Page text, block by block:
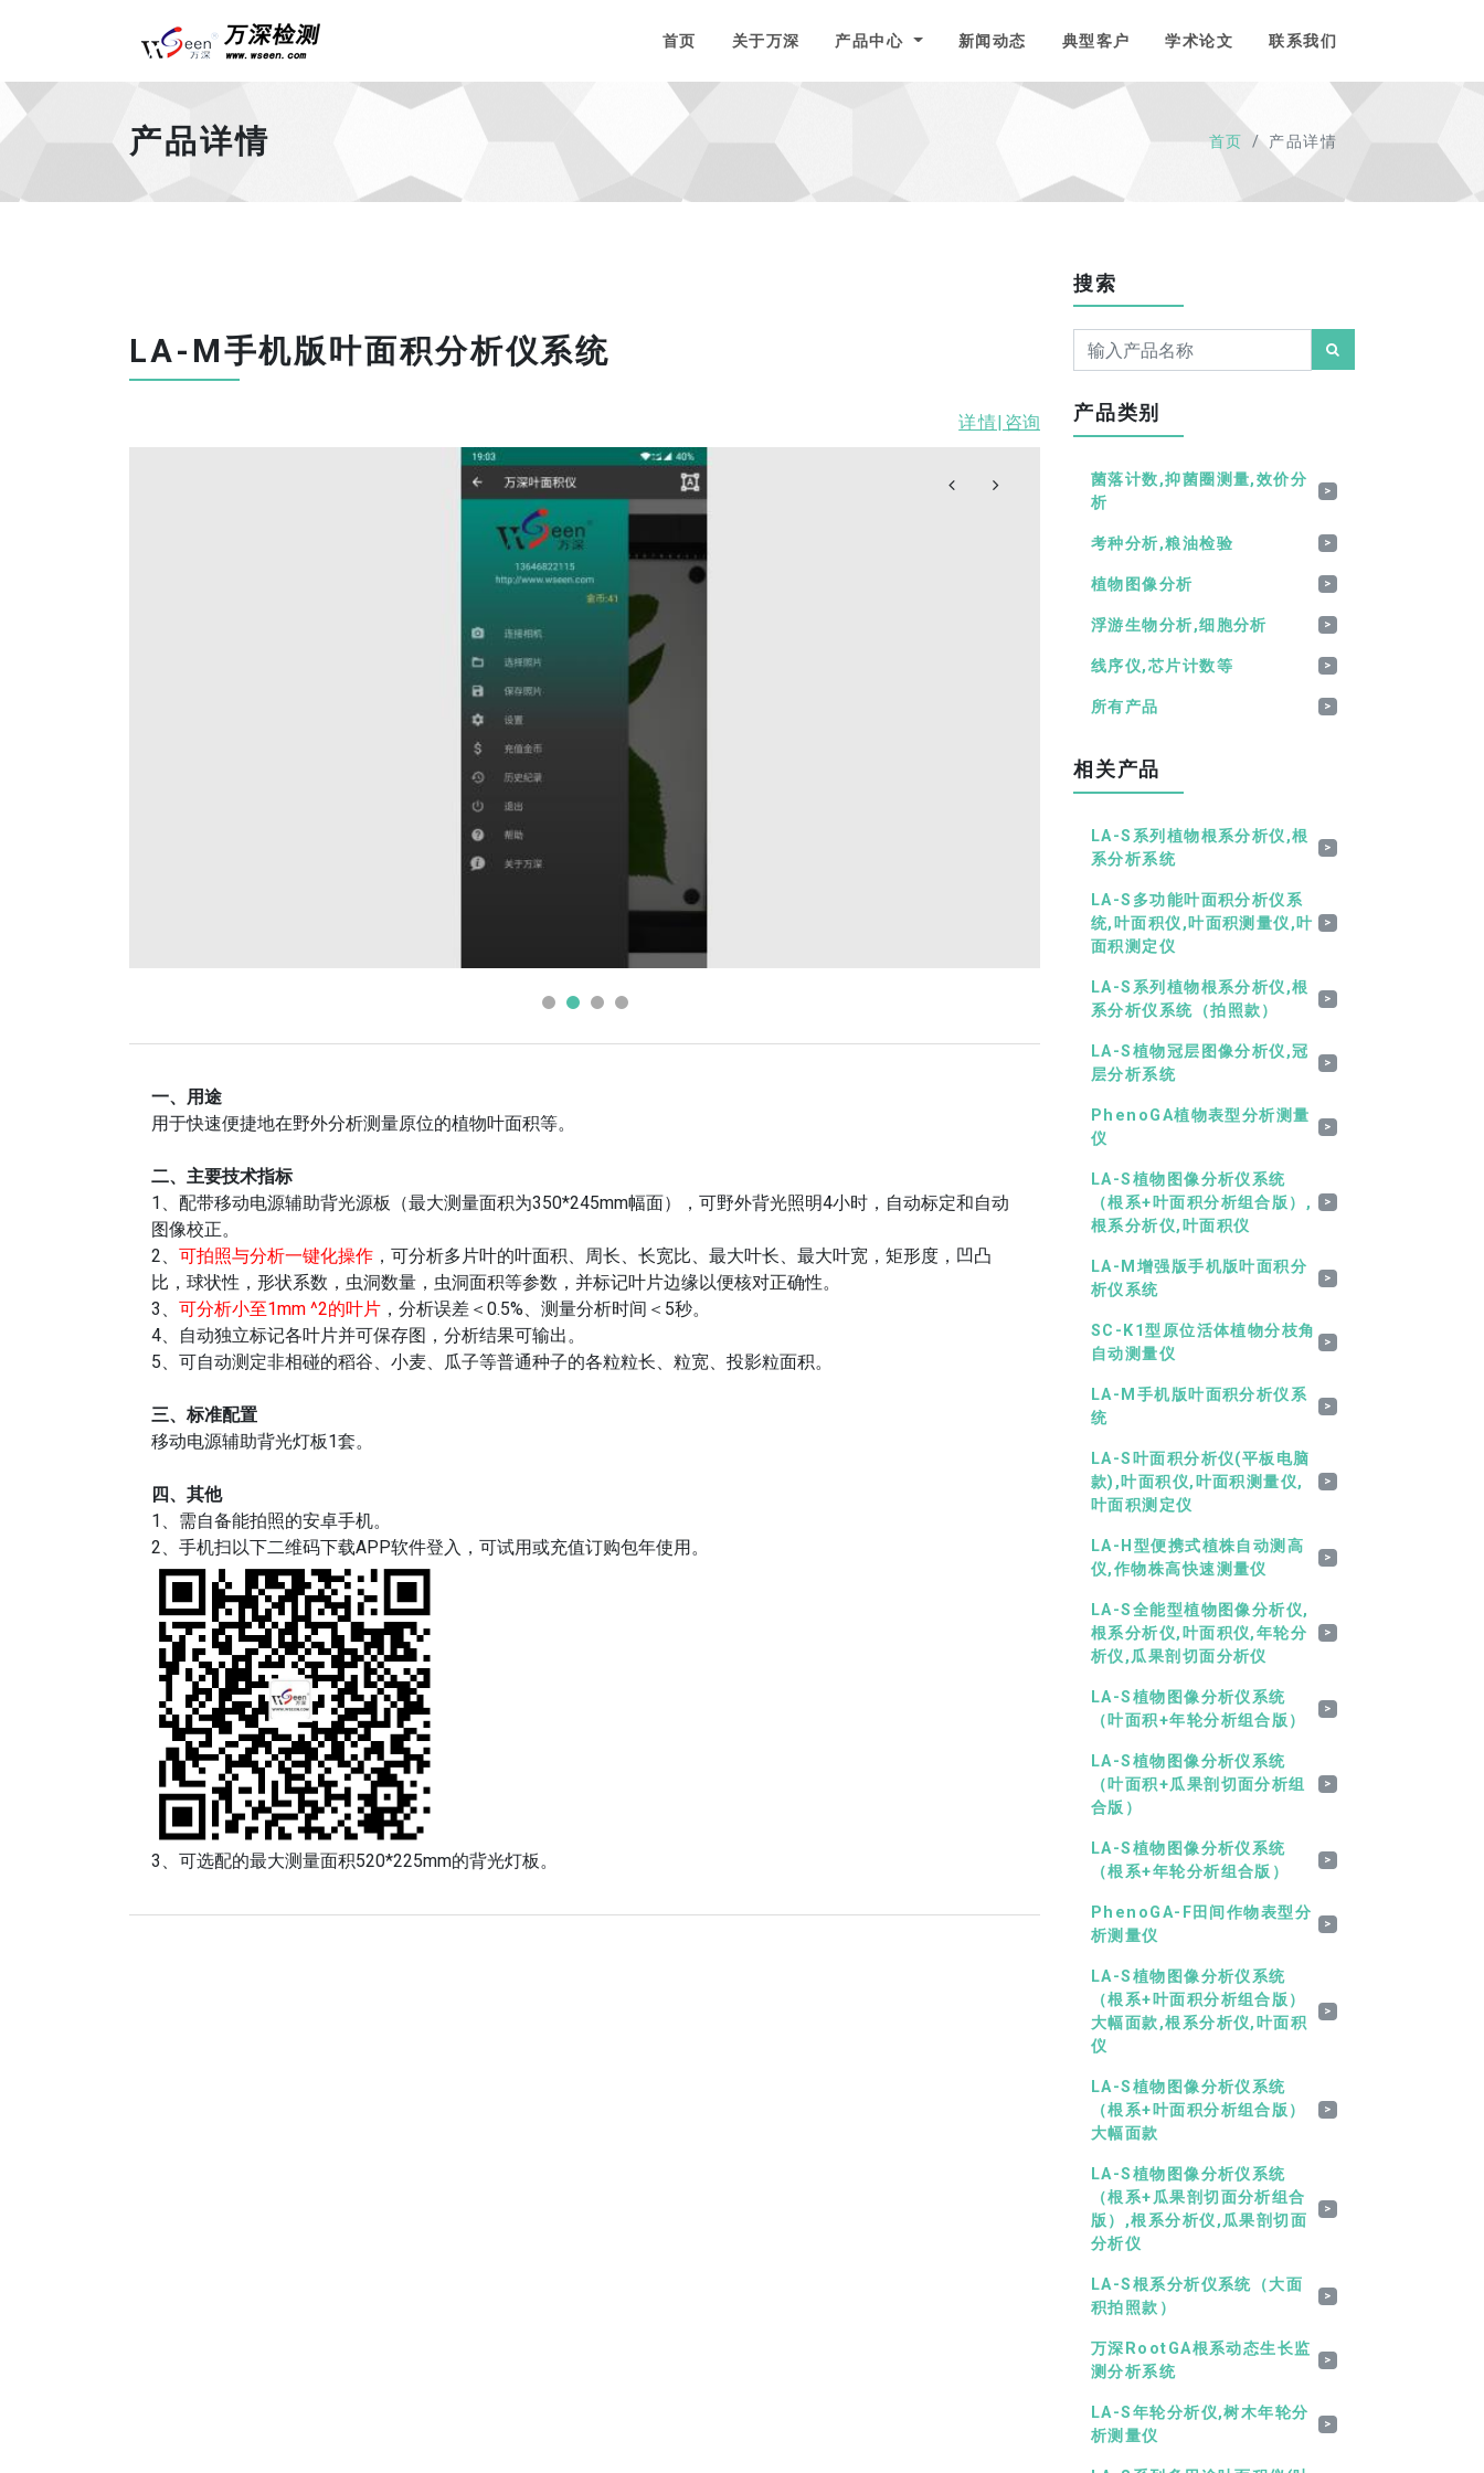
首页 关于万深 产品中心 新闻动态 典型客户 学术论文 联系我们
产品详情 首页 产品详情
LA-M手机版叶面积分析仪系统
详情| 咨询
一、用途
用于快速便捷地在野外分析测量原位的植物叶面积等。
二、主要技术指标
1、配带移动电源辅助背光源板（最大测量面积为350*245mm幅面），可野外背光照明4小时，自动标定和自动
图像校正。
2、 可拍照与分析一键化操作 ，可分析多片叶的叶面积、周长、长宽比、最大叶长、最大叶宽，矩形度，凹凸
比，球状性，形状系数，虫洞数量，虫洞面积等参数，并标记叶片边缘以便核对正确性。
3、 可分析小至1mm ^2的叶片 ，分析误差＜0.5%、测量分析时间＜5秒。
4、自动独立标记各叶片并可保存图，分析结果可输出。
5、可自动测定非相碰的稻谷、小麦、瓜子等普通种子的各粒粒长、粒宽、投影粒面积。
三、标准配置
移动电源辅助背光灯板1套。
四、其他
1、需自备能拍照的安卓手机。
2、手机扫以下二维码下载APP软件登入，可试用或充值订购包年使用。
3、可选配的最大测量面积520*225mm的背光灯板。
搜索
产品类别
菌落计数,抑菌圈测量,效价分
析
>
考种分析,粮油检验 >
植物图像分析 >
浮游生物分析,细胞分析 >
线序仪,芯片计数等 >
所有产品 >
相关产品
LA-S系列植物根系分析仪,根
系分析系统
>
LA-S多功能叶面积分析仪系
统,叶面积仪,叶面积测量仪,叶
面积测定仪
>
LA-S系列植物根系分析仪,根
系分析仪系统（拍照款）
>
LA-S植物冠层图像分析仪,冠
层分析系统
>
PhenoGA植物表型分析测量
仪
>
LA-S植物图像分析仪系统
（根系+叶面积分析组合版）,
根系分析仪,叶面积仪
>
LA-M增强版手机版叶面积分
析仪系统
>
SC-K1型原位活体植物分枝角
自动测量仪
>
LA-M手机版叶面积分析仪系
统
>
LA-S叶面积分析仪(平板电脑
款),叶面积仪,叶面积测量仪,
叶面积测定仪
>
LA-H型便携式植株自动测高
仪,作物株高快速测量仪
>
LA-S全能型植物图像分析仪,
根系分析仪,叶面积仪,年轮分
析仪,瓜果剖切面分析仪
>
LA-S植物图像分析仪系统
（叶面积+年轮分析组合版）
>
LA-S植物图像分析仪系统
（叶面积+瓜果剖切面分析组
合版）
>
LA-S植物图像分析仪系统
（根系+年轮分析组合版）
>
PhenoGA-F田间作物表型分
析测量仪
>
LA-S植物图像分析仪系统
（根系+叶面积分析组合版）
大幅面款,根系分析仪,叶面积
仪
>
LA-S植物图像分析仪系统
（根系+叶面积分析组合版）
大幅面款
>
LA-S植物图像分析仪系统
（根系+瓜果剖切面分析组合
版）,根系分析仪,瓜果剖切面
分析仪
>
LA-S根系分析仪系统（大面
积拍照款）
>
万深RootGA根系动态生长监
测分析系统
>
LA-S年轮分析仪,树木年轮分
析测量仪
>